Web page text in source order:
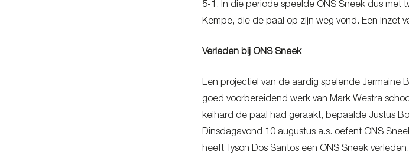
5-1. In die periode speelde ONS Sneek dus met
Kempe, die de paal op zijn weg vond. Een inzet
Verleden bij ONS Sneek
Een projectiel van de aardig spelende Jermaine
goed voorbereidend werk van Mark Westra
keihard de paal had geraakt, bepaalde Justus
Dinsdagavond 10 augustus a.s. oefent ONS
heeft Tyson Dos Santos een ONS Sneek